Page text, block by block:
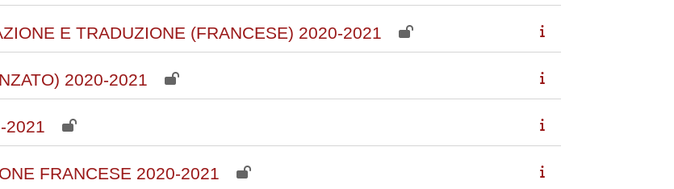
E TRADUZIONE (FRANCESE) 2020-2021
2020-2021
2021
FRANCESE 2020-2021